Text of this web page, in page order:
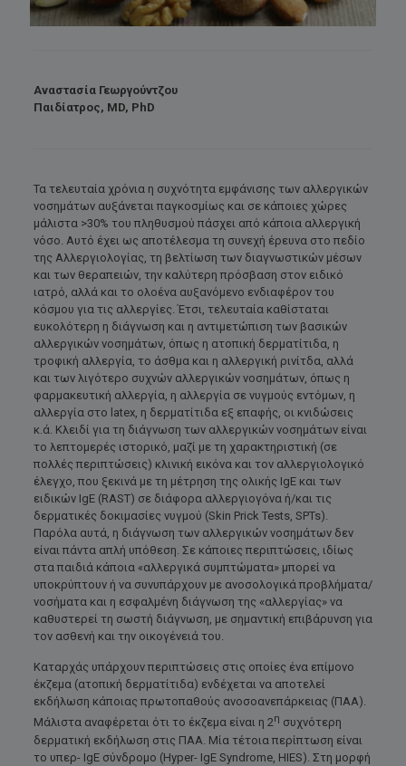
Αναστασία Γεωργούντζου
Παιδίατρος, MD, PhD
Τα τελευταία χρόνια η συχνότητα εμφάνισης των αλλεργικών
νοσημάτων αυξάνεται παγκοσμίως και σε κάποιες χώρες
μάλιστα >30% του πληθυσμού πάσχει από κάποια αλλεργική
νόσο. Αυτό έχει ως αποτέλεσμα τη συνεχή έρευνα στο πεδίο
της Αλλεργιολογίας, τη βελτίωση των διαγνωστικών μέσων
και των θεραπειών, την καλύτερη πρόσβαση στον ειδικό
ιατρό, αλλά και το ολοένα αυξανόμενο ενδιαφέρον του
κόσμου για τις αλλεργίες. Έτσι, τελευταία καθίσταται
ευκολότερη η διάγνωση και η αντιμετώπιση των βασικών
αλλεργικών νοσημάτων, όπως η ατοπική δερματίτιδα, η
τροφική αλλεργία, το άσθμα και η αλλεργική ρινίτδα, αλλά
και των λιγότερο συχνών αλλεργικών νοσημάτων, όπως η
φαρμακευτική αλλεργία, η αλλεργία σε νυγμούς εντόμων, η
αλλεργία στο latex, η δερματίτιδα εξ επαφής, οι κνιδώσεις
κ.ά. Κλειδί για τη διάγνωση των αλλεργικών νοσημάτων είναι
το λεπτομερές ιστορικό, μαζί με τη χαρακτηριστική (σε
πολλές περιπτώσεις) κλινική εικόνα και τον αλλεργιολογικό
έλεγχο, που ξεκινά με τη μέτρηση της ολικής IgE και των
ειδικών IgE (RAST) σε διάφορα αλλεργιογόνα ή/και τις
δερματικές δοκιμασίες νυγμού (Skin Prick Tests, SPTs).
Παρόλα αυτά, η διάγνωση των αλλεργικών νοσημάτων δεν
είναι πάντα απλή υπόθεση. Σε κάποιες περιπτώσεις, ιδίως
στα παιδιά κάποια «αλλεργικά συμπτώματα» μπορεί να
υποκρύπτουν ή να συνυπάρχουν με ανοσολογικά προβλήματα/
νοσήματα και η εσφαλμένη διάγνωση της «αλλεργίας» να
καθυστερεί τη σωστή διάγνωση, με σημαντική επιβάρυνση για
τον ασθενή και την οικογένειά του.
Καταρχάς υπάρχουν περιπτώσεις στις οποίες ένα επίμονο
έκζεμα (ατοπική δερματίτιδα) ενδέχεται να αποτελεί
εκδήλωση κάποιας πρωτοπαθούς ανοσοανεπάρκειας (ΠΑΑ).
Μάλιστα αναφέρεται ότι το έκζεμα είναι η 2η συχνότερη
δερματική εκδήλωση στις ΠΑΑ. Μία τέτοια περίπτωση είναι
το υπερ- IgE σύνδρομο (Hyper- IgE Syndrome, HIES). Στη μορφή